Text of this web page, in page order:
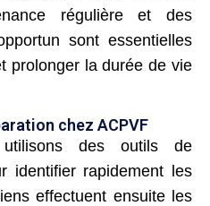
régulière et des
sont essentielles
prolonger la durée de vie
chez ACPVF
des outils de
identifier rapidement les
effectuent ensuite les